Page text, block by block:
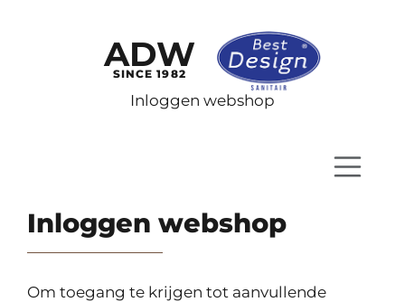
ADW
SINCE 1982
Inloggen webshop
Inloggen webshop
Om toegang te krijgen tot aanvullende